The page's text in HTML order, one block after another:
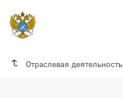
Отраслевая деятельность